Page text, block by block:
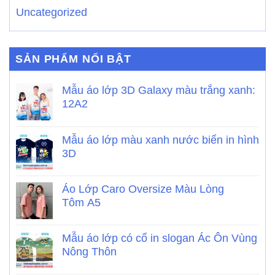
Uncategorized
SẢN PHẨM NỔI BẬT
Mẫu áo lớp 3D Galaxy màu trắng xanh:
12A2
Mẫu áo lớp màu xanh nước biển in hình
3D
Áo Lớp Caro Oversize Màu Lòng
Tôm A5
Mẫu áo lớp có cổ in slogan Ác Ôn Vùng
Nông Thôn